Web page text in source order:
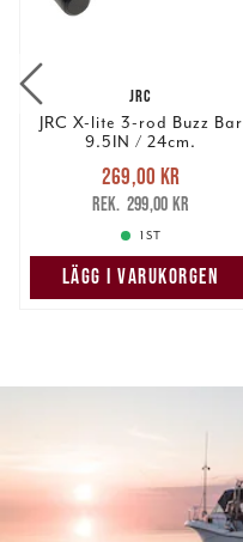
JRC
JRC X-lite 3-rod Buzz Bar
9.5IN / 24cm.
Nuvarande pris
269,00 krTidigare pris
299,00 kr
269,00 kr
299,00 kr
1 ST
LÄGG I VARUKORGEN